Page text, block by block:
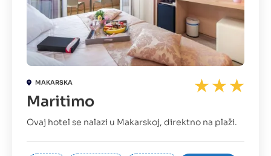
MAKARSKA
Maritimo
Ovaj hotel se nalazi u Makarskoj, direktno na plaži.